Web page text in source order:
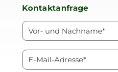
Kontaktanfrage